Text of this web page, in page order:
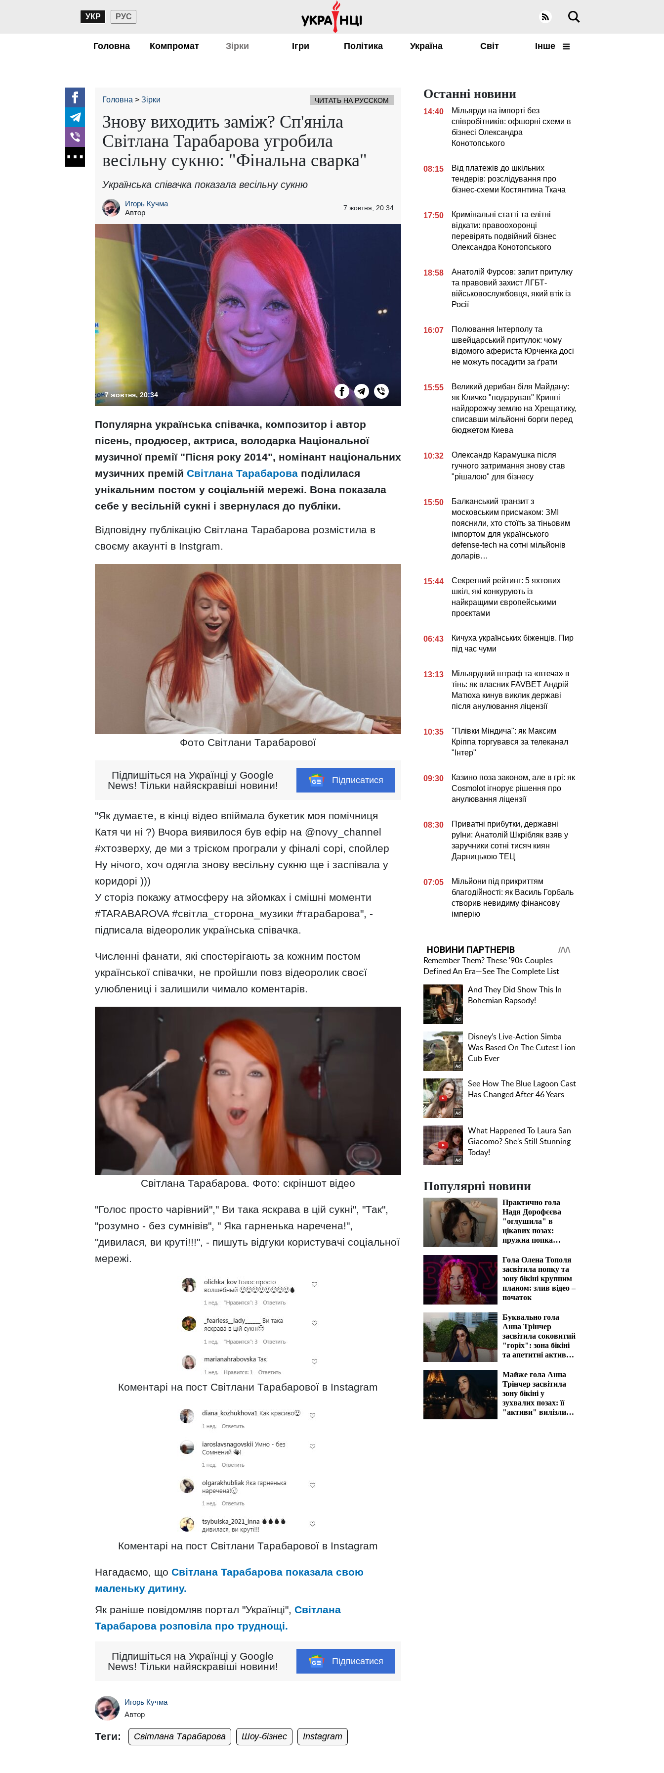
УКР РУС
Головна Компромат Зірки Ігри Політика Україна Світ Інше
Головна Зірки ЧИТАТЬ НА РУССКОМ
Знову виходить заміж? Сп'яніла
Світлана Тарабарова угробила
весільну сукню: "Фінальна сварка"
Українська співачка показала весільну сукню
Игорь Кучма
Автор
7 жовтня, 20:34
7 жовтня, 20:34
Популярна українська співачка, композитор і автор
пісень, продюсер, актриса, володарка Національної
музичної премії "Пісня року 2014", номінант національних
музичних премій Світлана Тарабарова поділилася
унікальним постом у соціальній мережі. Вона показала
себе у весільній сукні і звернулася до публіки.
Відповідну публікацію Світлана Тарабарова розмістила в
своєму акаунті в Instgram.
Фото Світлани Тарабарової
Підпишіться на Українці у Google
News! Тільки найяскравіші новини!
Підписатися
"Як думаєте, в кінці відео впіймала букетик моя помічниця
Катя чи ні ?) Вчора виявилося був ефір на @novy_channel
#хтозверху, де ми з тріском програли у фіналі сорі, спойлер
Ну нічого, хоч одягла знову весільну сукню ще і заспівала у
коридорі )))
У сторіз покажу атмосферу на зйомках і смішні моменти
#TARABAROVA #світла_сторона_музики #тарабарова", -
підписала відеоролик українська співачка.
Численні фанати, які спостерігають за кожним постом
української співачки, не пройшли повз відеоролик своєї
улюблениці і залишили чимало коментарів.
Світлана Тарабарова. Фото: скріншот відео
"Голос просто чарівний"," Ви така яскрава в цій сукні", "Так",
"розумно - без сумнівів", " Яка гарненька наречена!",
"дивилася, ви круті!!!", - пишуть відгуки користувачі соціальної
мережі.
Коментарі на пост Світлани Тарабарової в Instagram
Коментарі на пост Світлани Тарабарової в Instagram
Нагадаємо, що Світлана Тарабарова показала свою
маленьку дитину.
Як раніше повідомляв портал "Українці", Світлана
Тарабарова розповіла про труднощі.
Підпишіться на Українці у Google
News! Тільки найяскравіші новини!
Підписатися
Игорь Кучма
Автор
Теги: Світлана Тарабарова Шоу-бізнес Instagram
Останні новини
14:40
Мільярди на імпорті без
співробітників: офшорні схеми в
бізнесі Олександра
Конотопського
08:15
Від платежів до шкільних
тендерів: розслідування про
бізнес-схеми Костянтина Ткача
17:50
Кримінальні статті та елітні
відкати: правоохоронці
перевірять подвійний бізнес
Олександра Конотопського
18:58
Анатолій Фурсов: запит притулку
та правовий захист ЛГБТ-
військовослужбовця, який втік із
Росії
16:07
Полювання Інтерполу та
швейцарський притулок: чому
відомого афериста Юрченка досі
не можуть посадити за ґрати
15:55
Великий дерибан біля Майдану:
як Кличко "подарував" Криппі
найдорожчу землю на Хрещатику,
списавши мільйонні борги перед
бюджетом Киева
10:32
Олександр Карамушка після
гучного затримання знову став
"рішалою" для бізнесу
15:50
Балканський транзит з
московським присмаком: ЗМІ
пояснили, хто стоїть за тіньовим
імпортом для українського
defense-tech на сотні мільйонів
доларів…
15:44
Секретний рейтинг: 5 яхтових
шкіл, які конкурують із
найкращими європейськими
проєктами
06:43
Кичуха українських біженців. Пир
під час чуми
13:13
Мільярдний штраф та «втеча» в
тінь: як власник FAVBET Андрій
Матюха кинув виклик державі
після анулювання ліцензії
10:35
"Плівки Міндича": як Максим
Кріппа торгувався за телеканал
"Інтер"
09:30
Казино поза законом, але в грі: як
Cosmolot ігнорує рішення про
анулювання ліцензії
08:30
Приватні прибутки, державні
руїни: Анатолій Шкрібляк взяв у
заручники сотні тисяч киян
Дарницькою ТЕЦ
07:05
Мільйони під прикриттям
благодійності: як Василь Горбаль
створив невидиму фінансову
імперію
Популярні новини
Практично гола
Надя Дорофєєва
"оглушила" в
цікавих позах:
пружна попка
Гола Олена Тополя
засвітила попку та
зону бікіні крупним
планом: злив відео –
початок
Буквально гола
Анна Трінчер
засвітила соковитий
"горіх": зона бікіні
та апетитні активи
Майже гола Анна
Трінчер засвітила
зону бікіні у
зухвалих позах: її
"активи" вилізли